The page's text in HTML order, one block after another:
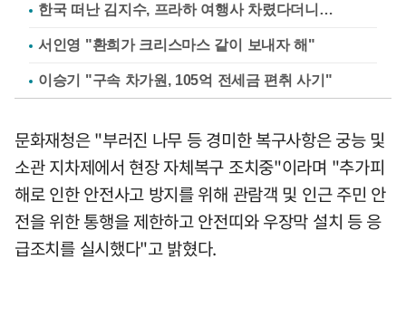
한국 떠난 김지수, 프라하 여행사 차렸다더니…
서인영 "환희가 크리스마스 같이 보내자 해"
이승기 "구속 차가원, 105억 전세금 편취 사기"
문화재청은 "부러진 나무 등 경미한 복구사항은 궁능 및
소관 지차제에서 현장 자체복구 조치중"이라며 "추가피
해로 인한 안전사고 방지를 위해 관람객 및 인근 주민 안
전을 위한 통행을 제한하고 안전띠와 우장막 설치 등 응
급조치를 실시했다"고 밝혔다.